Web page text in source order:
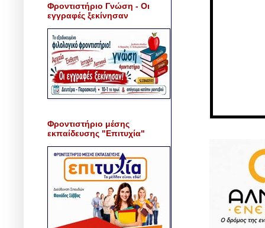
Φροντιστήριο Γνώση - Οι
εγγραφές ξεκίνησαν
Φροντιστήριο μέσης
εκπαίδευσης "Επιτυχία"